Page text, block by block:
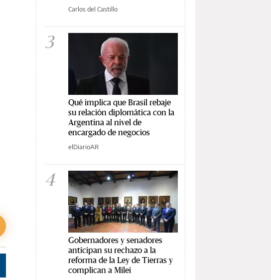
Carlos del Castillo
3
Qué implica que Brasil rebaje
su relación diplomática con la
Argentina al nivel de
encargado de negocios
elDiarioAR
4
Gobernadores y senadores
anticipan su rechazo a la
reforma de la Ley de Tierras y
complican a Milei